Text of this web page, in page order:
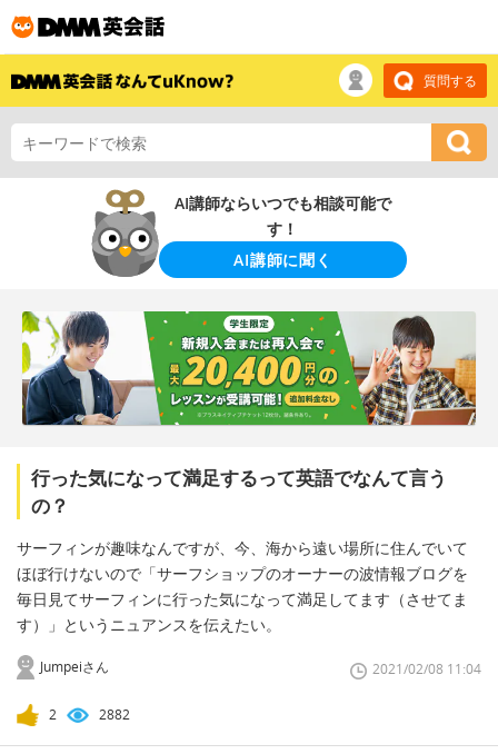
質問する
AI講師ならいつでも相談可能で
す！
AI講師に聞く
行った気になって満足するって英語でなんて言う
の？
サーフィンが趣味なんですが、今、海から遠い場所に住んでいて
ほぼ行けないので「サーフショップのオーナーの波情報ブログを
毎日見てサーフィンに行った気になって満足してます（させてま
す）」というニュアンスを伝えたい。
Jumpeiさん 2021/02/08 11:04
2 2882